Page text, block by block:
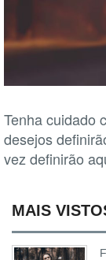
Tenha cuidado
desejos
vez definirão
MAIS